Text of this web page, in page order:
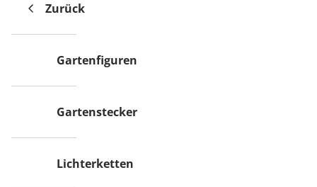
Zurück
Gartenfiguren
Gartenstecker
Lichterketten